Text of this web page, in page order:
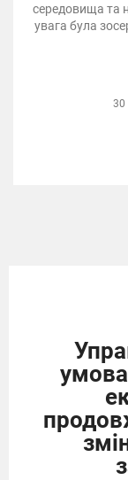
середовища та
увага була
30